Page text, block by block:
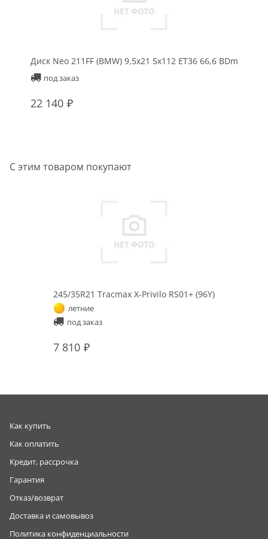
Диск Neo 211FF (BMW) 9,5x21 5x112 ET36 66,6 BDm
под заказ
22 140
С этим товаром покупают
245/35R21 Tracmax X-Privilo RS01+ (96Y)
летние
под заказ
7 810
Как купить
Как оплатить
Кредит, рассрочка
Гарантия
Отказ/возврат
Доставка и самовывоз
Политика конфиденциальности